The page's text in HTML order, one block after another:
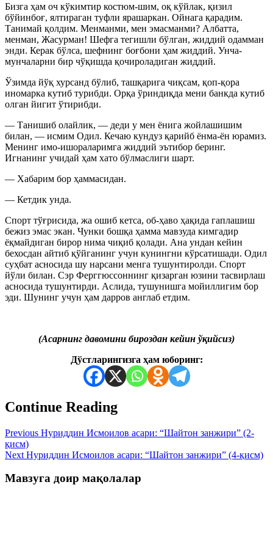
Бизга ҳам оч кўкимтир костюм-шим, оқ кўйлак, қизил
бўйинбоғ, ялтираган туфли ярашаркан. Ойнага қарадим.
Танимай қолдим. Менманми, мен эмасманми? Албатта,
менман, Жасурман! Шефга тегишли бўлган, жиддий одамман
энди. Керак бўлса, шефнинг боғбони ҳам жиддий. Унча-
мунчаларни бир чўқишда қочироладиган жиддий.
Ўзимда йўқ хурсанд бўлиб, ташқарига чиқсам, қоп-қора
иномарка кутиб турибди. Орқа ўриндиқда мени банкда кутиб
олган йигит ўтирибди.
— Танишиб олайлик, — деди у мен ёнига жойлашишим
билан, — исмим Одил. Кечаю кундуз қарийб ёнма-ён юрамиз.
Менинг имо-ишораларимга жиддий эътибор беринг.
Игнанинг учидай ҳам хато бўлмаслиги шарт.
— Хабарим бор ҳаммасидан.
— Кетдик унда.
Спорт тўғрисида, жа ошиб кетса, об-ҳаво ҳақида гаплашиш
бежиз эмас экан. Чунки бошқа ҳамма мавзуда кимгадир
ёқмайдиган бирор нима чиқиб қолади. Ана ундан кейин
бехосдан айтиб қўйганинг учун кунингни кўрсатишади. Одил
суҳбат асносида шу нарсани менга тушунтиролди. Спорт
йўли билан. Сэр Ферггюссоннинг қизарган юзини тасвирлаш
асносида тушунтирди. Аслида, тушунишга мойиллигим бор
эди. Шунинг учун ҳам дарров англаб етдим.
(Асарнинг давомини бироздан кейин ўқийсиз)
Дўстларингизга ҳам юборинг:
Continue Reading
Previous Нуриддин Исмоилов асари: “Шайтон занжири” (2-
қисм)
Next Нуриддин Исмоилов асари: “Шайтон занжири” (4-қисм)
Мавзуга доир мақолалар